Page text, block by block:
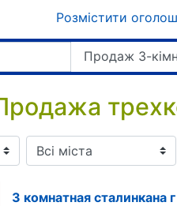
Розмістити
Продаж 3-
3 комнатная сталинкана